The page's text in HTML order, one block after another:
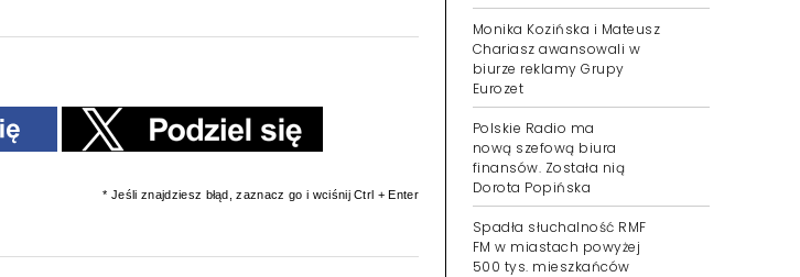
* Jeśli znajdziesz błąd, zaznacz go i wciśnij Ctrl + Enter
Monika Kozińska i Mateusz
Chariasz awansowali w
biurze reklamy Grupy
Eurozet
Polskie Radio ma
nową szefową biura
finansów. Została nią
Dorota Popińska
Spadła słuchalność RMF
FM w miastach powyżej
500 tys. mieszkańców